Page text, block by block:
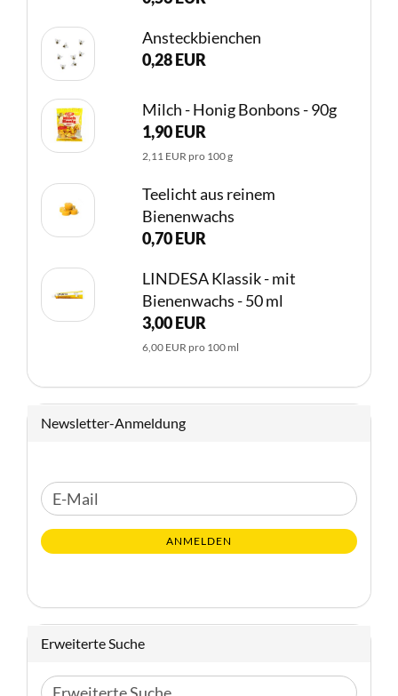
Ansteckbienchen
0,28 EUR
Milch - Honig Bonbons - 90g
1,90 EUR
2,11 EUR pro 100 g
Teelicht aus reinem
Bienenwachs
0,70 EUR
LINDESA Klassik - mit
Bienenwachs - 50 ml
3,00 EUR
6,00 EUR pro 100 ml
Newsletter-Anmeldung
WEITER
ZUR
NEWSLETTER-
ANMELDUNG
E-
ANMELDEN
Erweiterte Suche
Erweiterte